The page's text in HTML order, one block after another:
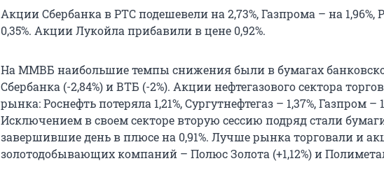
Акции Сбербанка в РТС подешевели на 2,73%, Газпрома – на 1,96%,
0,35%. Акции Лукойла прибавили в цене 0,92%.
На ММВБ наибольшие темпы снижения были в бумагах
Сбербанка (-2,84%) и ВТБ (-2%). Акции нефтегазового сектора
рынка: Роснефть потеряла 1,21%, Сургутнефтегаз – 1,37%, Газпром –
Исключением в своем секторе вторую сессию подряд стали
завершившие день в плюсе на 0,91%. Лучше рынка торговали и
золотодобывающих компаний – Полюс Золота (+1,12%) и